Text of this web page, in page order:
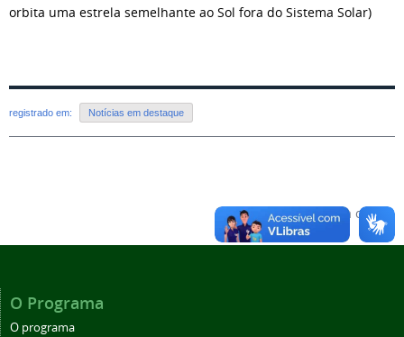
orbita uma estrela semelhante ao Sol fora do Sistema Solar)
registrado em: Notícias em destaque
Voltar para o topo
O Programa
O programa